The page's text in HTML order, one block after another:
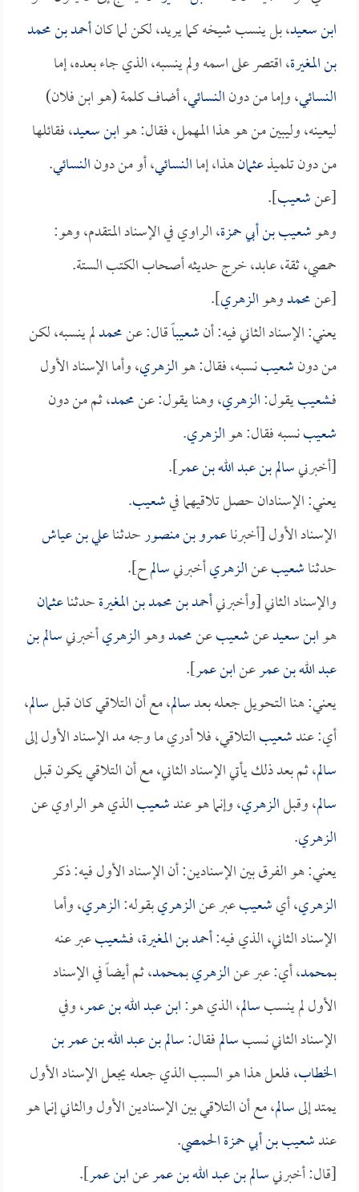
ابن سعيد، بل ينسب شيخه كما يريد، لكن لما كانأحمد بن محمد
بن المغيرة، اقتصر على اسمه ولم ينسبه، الذي جاء بعده، إما
النسائي، وإما من دونالنسائي، أضاف كلمة (هو ابن فلان)
ليعينه، وليبين من هو هذا المهمل، فقال: هوابن سعيد، فقائلها
من دون تلميذعثمانهذا، إماالنسائي، أو من دونالنسائي.
[عنشعيب].
وهوشعيب بن أبي حمزة، الراوي في الإسناد المتقدم، وهو:
حمصي، ثقة، عابد، خرج حديثه أصحاب الكتب الستة.
[عنمحمدوهوالزهري].
يعني: الإسناد الثاني فيه: أنشعيباًقال: عنمحمدلم ينسبه، لكن
من دونشعيبنسبه، فقال: هوالزهري، وأما الإسناد الأول
فـشعيبيقول:الزهري، وهنا يقول: عنمحمد، ثم من دون
شعيبنسبه فقال: هوالزهري.
[أخبرنيسالم بن عبد الله بن عمر].
يعني: الإسنادان حصل تلاقيهما فيشعيب.
الإسناد الأول [أخبرناعمرو بن منصورحدثناعلي بن عياش
حدثناشعيبعنالزهريأخبرنيسالمح].
والإسناد الثاني [وأخبرنيأحمد بن محمد بن المغيرةحدثناعثمان
هوابن سعيدعنشعيبعنمحمدوهوالزهريأخبرنيسالم بن
عبد الله بن عمرعنابن عمر].
يعني: هنا التحويل جعله بعدسالم، مع أن التلاقي كان قبلسالم،
أي: عندشعيبالتلاقي، فلا أدري ما وجه مد الإسناد الأول إلى
سالم، ثم بعد ذلك يأتي الإسناد الثاني، مع أن التلاقي يكون قبل
سالم، وقبلالزهري، وإنما هو عندشعيبالذي هو الراوي عن
الزهري.
يعني: هو الفرق بين الإسنادين: أن الإسناد الأول فيه: ذكر
الزهري، أيشعيبعبر عنالزهريبقوله:الزهري، وأما
الإسناد الثاني، الذي فيه:أحمد بن المغيرة، فـشعيبعبر عنه
بـمحمد، أي: عبر عنالزهريبـمحمد، ثم أيضاً في الإسناد
الأول لم ينسبسالم، الذي هو:ابن عبد الله بن عمر، وفي
الإسناد الثاني نسبسالمفقال:سالم بن عبد الله بن عمر بن
الخطاب، فلعل هذا هو السبب الذي جعله يجعل الإسناد الأول
يمتد إلىسالم، مع أن التلاقي بين الإسنادين الأول والثاني إنما هو
عندشعيب بن أبي حمزة الحمصي.
[قال: أخبرنيسالم بن عبد الله بن عمرعنابن عمر].